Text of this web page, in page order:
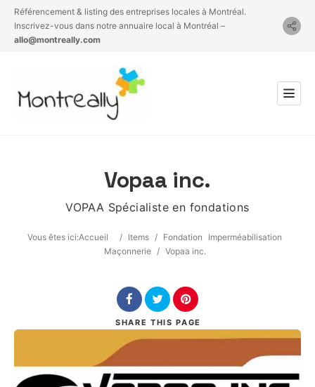
Référencement & listing des entreprises locales à Montréal.
Inscrivez-vous dans notre annuaire local à Montréal –
allo@montreally.com
Vopaa inc.
VOPAA Spécialiste en fondations
Vous êtes ici:Accueil / Items / Fondation
Imperméabilisation
Maçonnerie
/ Vopaa inc.
SHARE THIS PAGE